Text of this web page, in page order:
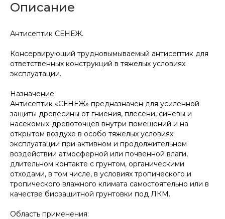
Описание
Антисептик СЕНЕЖ.
Консервирующий трудновымываемый антисептик для
ответственных конструкций в тяжелых условиях
эксплуатации.
Назначение:
Антисептик «СЕНЕЖ» предназначен для усиленной
защиты древесины от гниения, плесени, синевы и
насекомых-древоточцев внутри помещений и на
открытом воздухе в особо тяжелых условиях
эксплуатации при активном и продолжительном
воздействии атмосферной или почвенной влаги,
длительном контакте с грунтом, органическими
отходами, в том числе, в условиях тропического и
тропического влажного климата самостоятельно или в
качестве биозащитной грунтовки под ЛКМ.
Область применения: